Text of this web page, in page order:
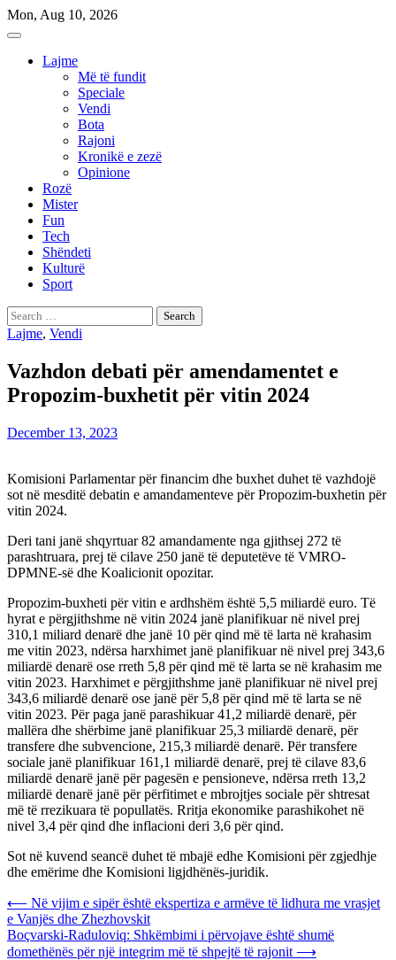
Skip
to
Mon, Aug 10, 2026
Lajme
Më të fundit
Speciale
Vendi
Bota
Rajoni
Kronikë e zezë
Opinione
Rozë
Mister
Fun
Tech
Shëndeti
Kulturë
Sport
Search
for:
Lajme, Vendi
Vazhdon debati për amendamentet e
Propozim-buxhetit për vitin 2024
December 13, 2023
Komisioni Parlamentar për financim dhe buxhet duhet të vazhdojë
sot në mesditë debatin e amandamenteve për Propozim-buxhetin për
vitin 2024.
Deri tani janë shqyrtuar 82 amandamente nga gjithsej 272 të
parashtruara, prej të cilave 250 janë të deputetëve të VMRO-
DPMNE-së dhe Koalicionit opozitar.
Propozim-buxheti për vitin e ardhshëm është 5,5 miliardë euro. Të
hyrat e përgjithshme në vitin 2024 janë planifikuar në nivel prej
310,1 miliard denarë dhe janë 10 për qind më të larta në krahasim
me vitin 2023, ndërsa harxhimet janë planifikuar në nivel prej 343,6
miliardë denarë ose rreth 5,8 për qind më të larta se në krahasim me
vitin 2023. Harxhimet e përgjithshme janë planifikuar në nivel prej
343,6 miliardë denarë ose janë për 5,8 për qind më të larta se në
vitin 2023. Për paga janë parashikuar 41,2 miliardë denarë, për
mallëra dhe shërbime janë planifikuar 25,3 miliardë denarë, për
transfere dhe subvencione, 215,3 miliardë denarë. Për transfere
sociale janë planifikuar 161,1 miliardë denarë, prej të cilave 83,6
miliardë denarë janë për pagesën e pensioneve, ndërsa rreth 13,2
miliardë denarë janë për përfitimet e mbrojtjes sociale për shtresat
më të rrezikuara të popullatës. Rritja ekonomike parashikohet në
nivel 3,4 për qind dhe inflacioni deri 3,6 për qind.
Sot në kuvend seancë duhet të mbajë edhe Komisioni për zgjedhje
dhe emërime dhe Komisioni ligjdhënës-juridik.
Post
navigation
⟵ Në vijim e sipër është ekspertiza e armëve të lidhura me vrasjet
e Vanjës dhe Zhezhovskit
Boçvarski-Raduloviq: Shkëmbimi i përvojave është shumë
domethënës për një integrim më të shpejtë të rajonit ⟶